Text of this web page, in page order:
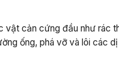
vật cản cứng đầu như rác
ống, phá vỡ và lôi các